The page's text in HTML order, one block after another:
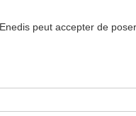
peut accepter de